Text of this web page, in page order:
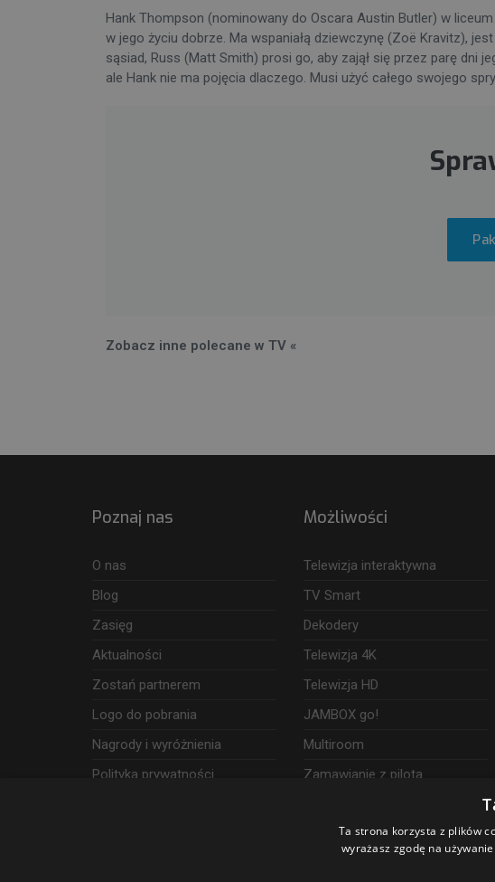
Hank Thompson (nominowany do Oscara Austin Butler) w
w jego życiu dobrze. Ma wspaniałą dziewczynę (Zoë Kravitz),
sąsiad, Russ (Matt Smith) prosi go, aby zajął się przez parę dni
ale Hank nie ma pojęcia dlaczego. Musi użyć całego swojego
Zobacz inne polecane w TV «
Poznaj nas
O nas
Blog
Zasięg
Aktualności
Zostań partnerem
Logo do pobrania
Nagrody i wyróżnienia
Polityka prywatności
Możliwości
Telewizja interaktywna
TV Smart
Dekodery
Telewizja 4K
Telewizja HD
JAMBOX go!
Multiroom
Zamawianie z pilota
Ta strona korzysta z plików
wyrażasz zgodę na